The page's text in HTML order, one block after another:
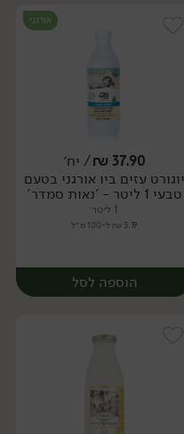
יח׳
אורגני
37.90
₪/ יח׳
יוגורט עזים ביו אורגני בטעם
טבעי 1 ליטר - 'נאות סמדר'
1 ליטר
3.79 ₪ ל-100 מ״ל
הוספה לסל